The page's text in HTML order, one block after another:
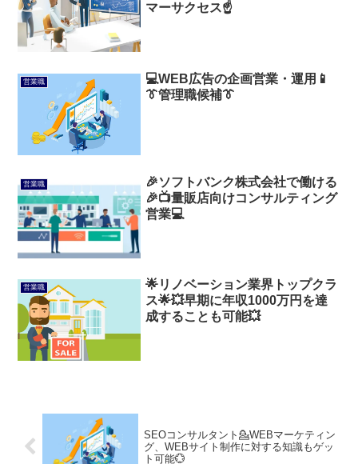
マーサクセス☝️
営業職
💻WEB広告の企画営業・運用📱
👔管理職候補👔
営業職
🎉ソフトバンク株式会社で働ける
🎉📺量販店向けコンサルティング
営業💻
営業職
🌟リノベーション業界トップクラ
ス🌟💥早期に年収1000万円を達
成することも可能💥
SEOコンサルタント💁WEBマーケティン
グ、WEBサイト制作に対する知識もゲッ
ト可能💮